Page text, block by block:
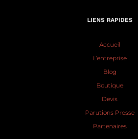
LIENS RAPIDES
Accueil
L’entreprise
Blog
Boutique
Devis
Parutions Presse
Partenaires